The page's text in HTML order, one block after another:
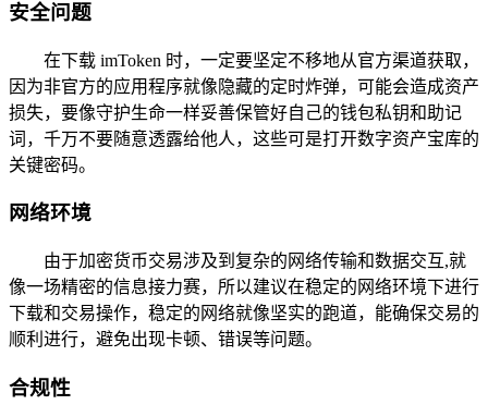
安全问题
在下载 imToken 时，一定要坚定不移地从官方渠道获取，
因为非官方的应用程序就像隐藏的定时炸弹，可能会造成资产
损失，要像守护生命一样妥善保管好自己的钱包私钥和助记
词，千万不要随意透露给他人，这些可是打开数字资产宝库的
关键密码。
网络环境
由于加密货币交易涉及到复杂的网络传输和数据交互,就
像一场精密的信息接力赛，所以建议在稳定的网络环境下进行
下载和交易操作，稳定的网络就像坚实的跑道，能确保交易的
顺利进行，避免出现卡顿、错误等问题。
合规性